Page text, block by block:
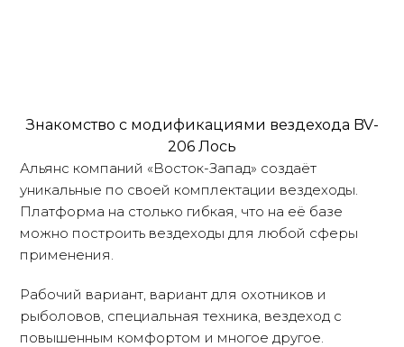
Знакомство с модификациями вездехода BV-
206 Лось
Альянс компаний «Восток-Запад» создаёт
уникальные по своей комплектации вездеходы.
Платформа на столько гибкая, что на её базе
можно построить вездеходы для любой сферы
применения.
Рабочий вариант, вариант для охотников и
рыболовов, специальная техника, вездеход с
повышенным комфортом и многое другое.